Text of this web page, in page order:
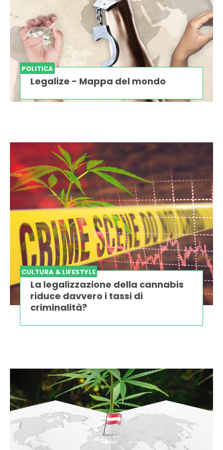
POLITICA
Legalize - Mappa del mondo
CULTURA & LIFESTYLE
La legalizzazione della cannabis
riduce davvero i tassi di
criminalità?